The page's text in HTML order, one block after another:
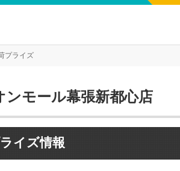
プライズ
ンモール幕張新都心店
イズ情報